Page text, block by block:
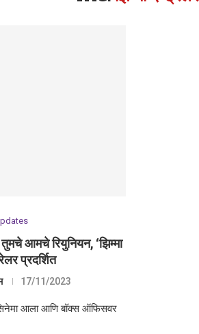
आमचे रियुनियन, ‘झिम्मा
प्रदर्शित
17/11/2023
सिनेमा आला आणि बॉक्स ऑफिसवर